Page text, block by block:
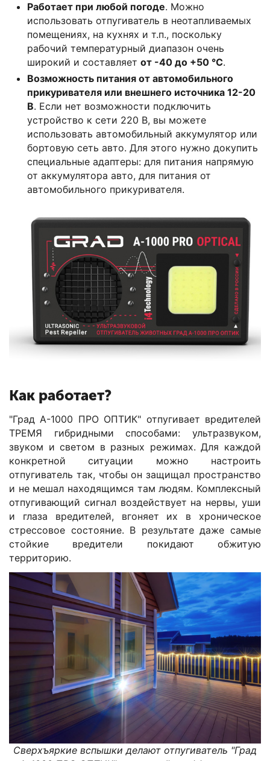
Работает при любой погоде. Можно
использовать отпугиватель в неотапливаемых
помещениях, на кухнях и т.п., поскольку
рабочий температурный диапазон очень
широкий и составляет от -40 до +50 °C.
Возможность питания от автомобильного
прикуривателя или внешнего источника 12-20
В. Если нет возможности подключить
устройство к сети 220 В, вы можете
использовать автомобильный аккумулятор или
бортовую сеть авто. Для этого нужно докупить
специальные адаптеры: для питания напрямую
от аккумулятора авто, для питания от
автомобильного прикуривателя.
Как работает?
"Град А-1000 ПРО ОПТИК" отпугивает вредителей
ТРЕМЯ гибридными способами: ультразвуком,
звуком и светом в разных режимах. Для каждой
конкретной ситуации можно настроить
отпугиватель так, чтобы он защищал пространство
и не мешал находящимся там людям. Комплексный
отпугивающий сигнал воздействует на нервы, уши
и глаза вредителей, вгоняет их в хроническое
стрессовое состояние. В результате даже самые
стойкие вредители покидают обжитую
территорию.
Сверхъяркие вспышки делают отпугиватель "Град